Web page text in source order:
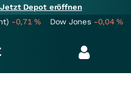
Depot eröffnen
-0,71% Dow Jones -0,04%